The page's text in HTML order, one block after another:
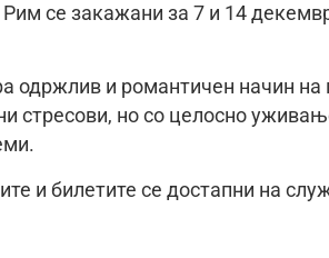
се закажани за 7 и 14
одржлив и романтичен начин
стресови, но со целосно
и билетите се достапни на